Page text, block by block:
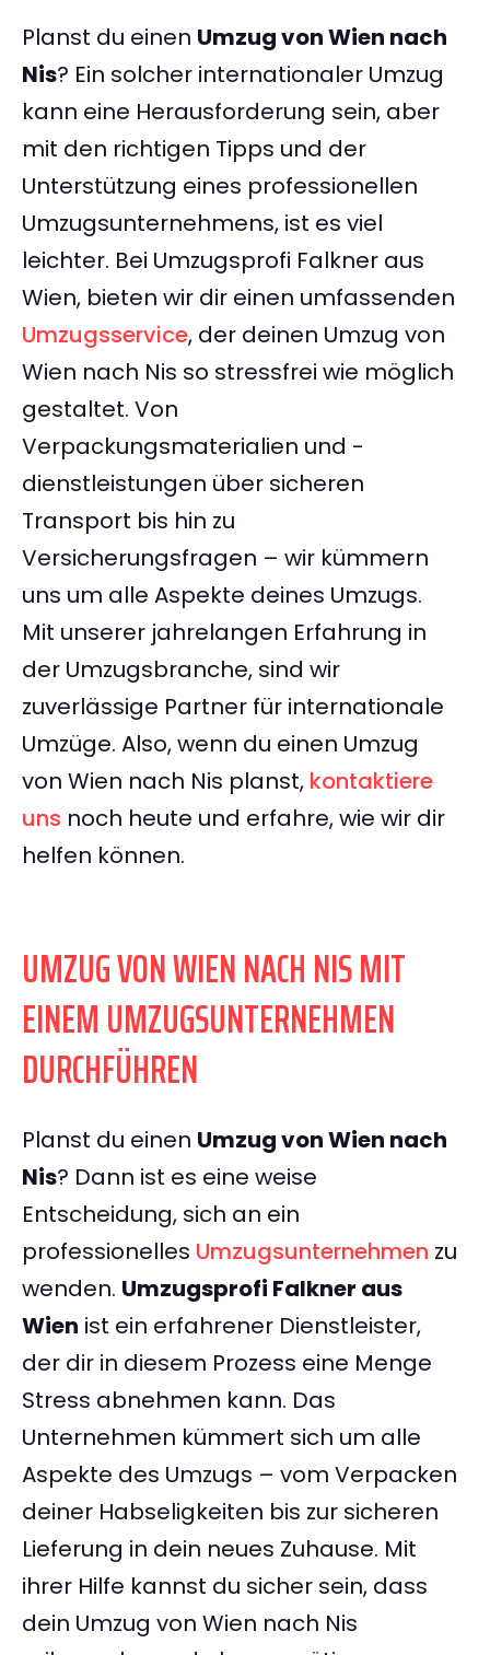
Planst du einen Umzug von Wien nach
Nis? Ein solcher internationaler Umzug
kann eine Herausforderung sein, aber
mit den richtigen Tipps und der
Unterstützung eines professionellen
Umzugsunternehmens, ist es viel
leichter. Bei Umzugsprofi Falkner aus
Wien, bieten wir dir einen umfassenden
Umzugsservice, der deinen Umzug von
Wien nach Nis so stressfrei wie möglich
gestaltet. Von
Verpackungsmaterialien und -
dienstleistungen über sicheren
Transport bis hin zu
Versicherungsfragen – wir kümmern
uns um alle Aspekte deines Umzugs.
Mit unserer jahrelangen Erfahrung in
der Umzugsbranche, sind wir
zuverlässige Partner für internationale
Umzüge. Also, wenn du einen Umzug
von Wien nach Nis planst, kontaktiere
uns noch heute und erfahre, wie wir dir
helfen können.
UMZUG VON WIEN NACH NIS MIT
EINEM UMZUGSUNTERNEHMEN
DURCHFÜHREN
Planst du einen Umzug von Wien nach
Nis? Dann ist es eine weise
Entscheidung, sich an ein
professionelles Umzugsunternehmen zu
wenden. Umzugsprofi Falkner aus
Wien ist ein erfahrener Dienstleister,
der dir in diesem Prozess eine Menge
Stress abnehmen kann. Das
Unternehmen kümmert sich um alle
Aspekte des Umzugs – vom Verpacken
deiner Habseligkeiten bis zur sicheren
Lieferung in dein neues Zuhause. Mit
ihrer Hilfe kannst du sicher sein, dass
dein Umzug von Wien nach Nis